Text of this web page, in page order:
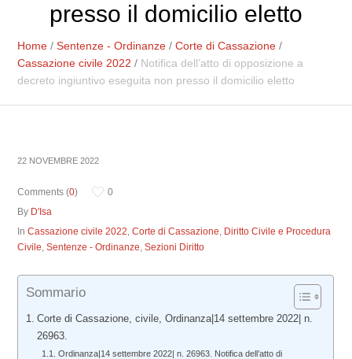
presso il domicilio eletto
Home /Sentenze - Ordinanze /Corte di Cassazione /
Cassazione civile 2022 / Notifica dell’atto di opposizione a
decreto ingiuntivo eseguita non presso il domicilio eletto
22 NOVEMBRE 2022
Comments (0)
0
By D'Isa
InCassazione civile 2022,Corte di Cassazione, Diritto Civile e Procedura
Civile,Sentenze - Ordinanze,Sezioni Diritto
Sommario
Corte di Cassazione, civile, Ordinanza|14 settembre 2022| n.
26963.
Ordinanza|14 settembre 2022| n. 26963. Notifica dell’atto di